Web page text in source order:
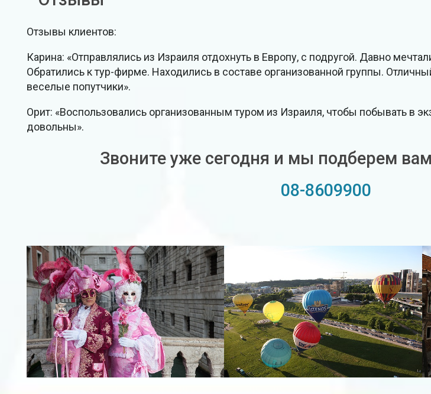
Отзывы клиентов:
Карина: «Отправлялись из Израиля отдохнуть в Европу, с подругой. Давно
Обратились к тур-фирме. Находились в составе организованной группы.
веселые попутчики».
Орит: «Воспользовались организованным туром из Израиля, чтобы побывать в
довольны».
Звоните уже сегодня и мы подберем
08-8609900